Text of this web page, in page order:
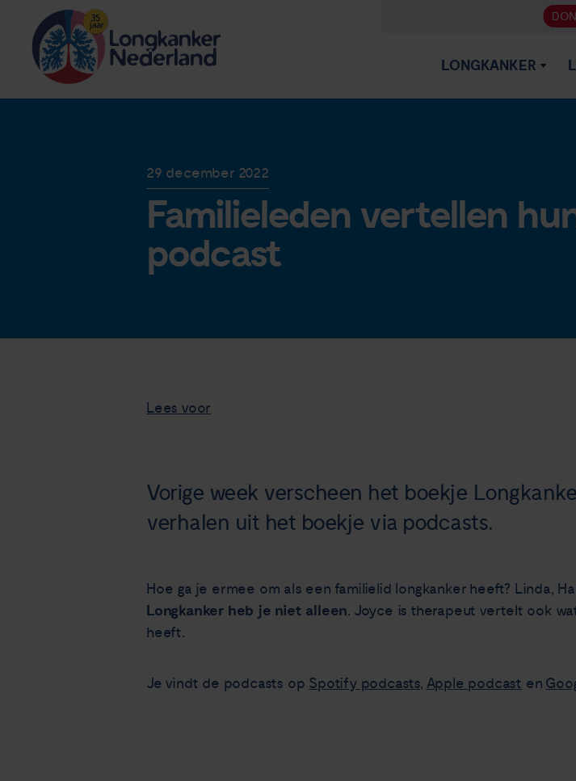
LONGKANKER
29 december 2022
Familieleden vertellen
podcast
Lees voor
Vorige week verscheen het boekje
verhalen uit het boekje via podcasts.
Hoe ga je ermee om als een familielid longkanker heeft? Linda,
Longkanker heb je niet alleen. Joyce is therapeut vertelt ook
heeft.
Je vindt de podcasts op Spotify podcasts, Apple podcast en